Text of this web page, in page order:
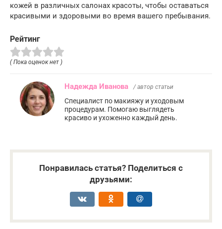
кожей в различных салонах красоты, чтобы оставаться
красивыми и здоровыми во время вашего пребывания.
Рейтинг
( Пока оценок нет )
Надежда Иванова / автор статьи
Специалист по макияжу и уходовым
процедурам. Помогаю выглядеть
красиво и ухоженно каждый день.
Понравилась статья? Поделиться с
друзьями: